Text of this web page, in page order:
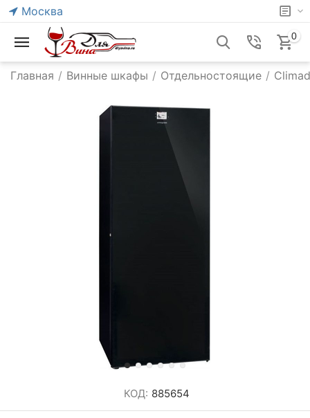
Москва
0
Главная / Винные шкафы / Отдельностоящие /
КОД: 885654